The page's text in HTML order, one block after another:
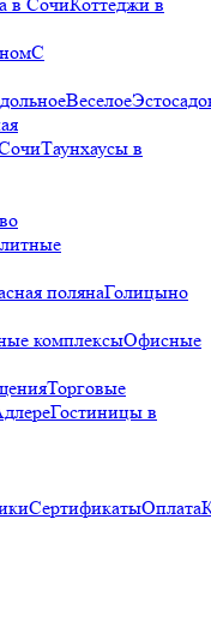
С
Веселое
Таунхаусы в
полянаГолицыно
комплексыОфисные
Торговые
Гостиницы в
СертификатыОплата